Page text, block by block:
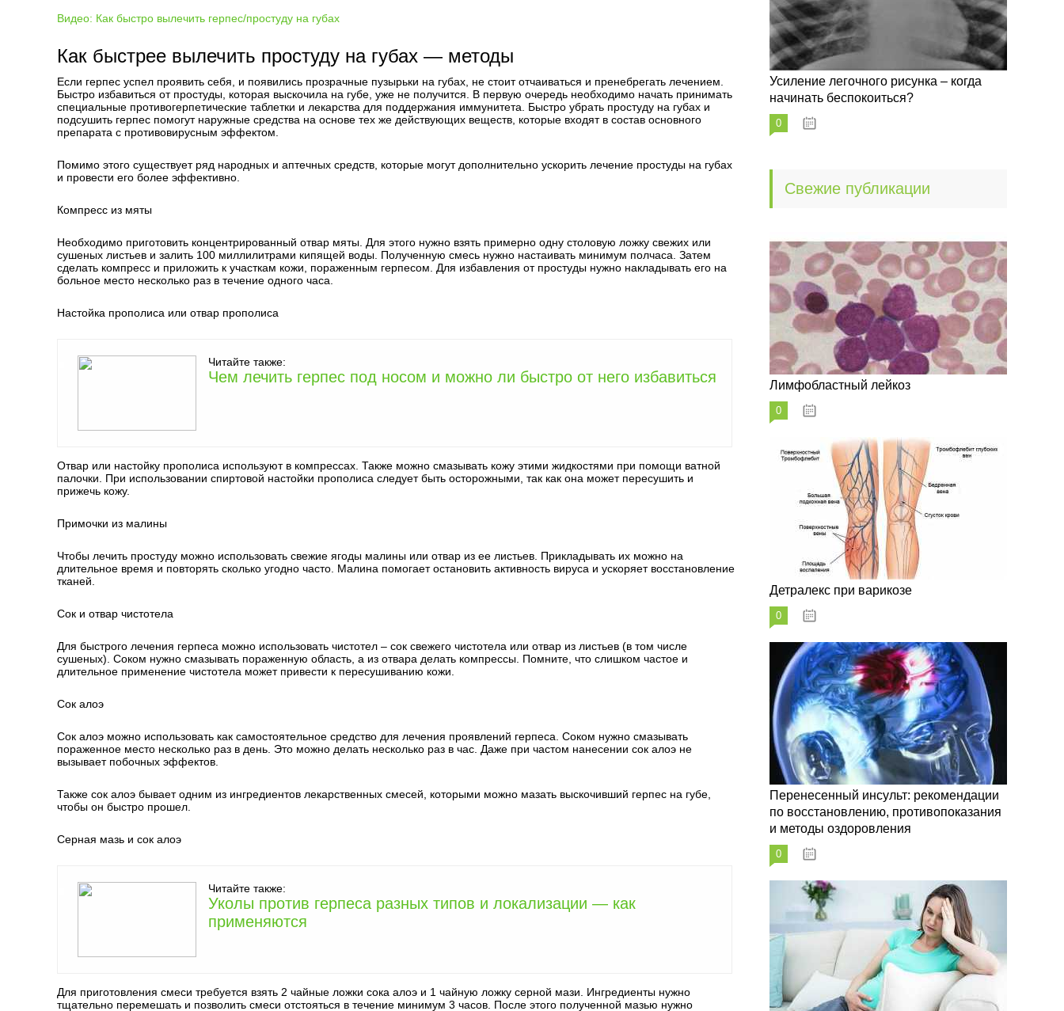
Видео: Как быстро вылечить герпес/простуду на губах
Как быстрее вылечить простуду на губах — методы
Если герпес успел проявить себя, и появились прозрачные пузырьки на губах, не стоит отчаиваться и пренебрегать лечением.
Быстро избавиться от простуды, которая выскочила на губе, уже не получится. В первую очередь необходимо начать принимать
специальные противогерпетические таблетки и лекарства для поддержания иммунитета. Быстро убрать простуду на губах и
подсушить герпес помогут наружные средства на основе тех же действующих веществ, которые входят в состав основного
препарата с противовирусным эффектом.
Помимо этого существует ряд народных и аптечных средств, которые могут дополнительно ускорить лечение простуды на губах
и провести его более эффективно.
Компресс из мяты
Необходимо приготовить концентрированный отвар мяты. Для этого нужно взять примерно одну столовую ложку свежих или
сушеных листьев и залить 100 миллилитрами кипящей воды. Полученную смесь нужно настаивать минимум полчаса. Затем
сделать компресс и приложить к участкам кожи, пораженным герпесом. Для избавления от простуды нужно накладывать его на
больное место несколько раз в течение одного часа.
Настойка прополиса или отвар прополиса
Читайте также:
Чем лечить герпес под носом и можно ли быстро от него избавиться
Отвар или настойку прополиса используют в компрессах. Также можно смазывать кожу этими жидкостями при помощи ватной
палочки. При использовании спиртовой настойки прополиса следует быть осторожными, так как она может пересушить и
прижечь кожу.
Примочки из малины
Чтобы лечить простуду можно использовать свежие ягоды малины или отвар из ее листьев. Прикладывать их можно на
длительное время и повторять сколько угодно часто. Малина помогает остановить активность вируса и ускоряет восстановление
тканей.
Сок и отвар чистотела
Для быстрого лечения герпеса можно использовать чистотел – сок свежего чистотела или отвар из листьев (в том числе
сушеных). Соком нужно смазывать пораженную область, а из отвара делать компрессы. Помните, что слишком частое и
длительное применение чистотела может привести к пересушиванию кожи.
Сок алоэ
Сок алоэ можно использовать как самостоятельное средство для лечения проявлений герпеса. Соком нужно смазывать
пораженное место несколько раз в день. Это можно делать несколько раз в час. Даже при частом нанесении сок алоэ не
вызывает побочных эффектов.
Также сок алоэ бывает одним из ингредиентов лекарственных смесей, которыми можно мазать выскочивший герпес на губе,
чтобы он быстро прошел.
Серная мазь и сок алоэ
Читайте также:
Уколы против герпеса разных типов и локализации — как
применяются
Для приготовления смеси требуется взять 2 чайные ложки сока алоэ и 1 чайную ложку серной мази. Ингредиенты нужно
тщательно перемешать и позволить смеси отстояться в течение минимум 3 часов. После этого полученной мазью нужно
Усиление легочного рисунка – когда
начинать беспокоиться?
0
Свежие публикации
Лимфобластный лейкоз
0
Детралекс при варикозе
0
Перенесенный инсульт: рекомендации
по восстановлению, противопоказания
и методы оздоровления
0